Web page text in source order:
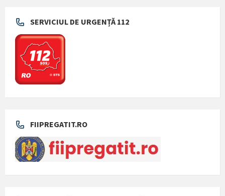
SERVICIUL DE URGENȚĂ 112
FIIPREGATIT.RO